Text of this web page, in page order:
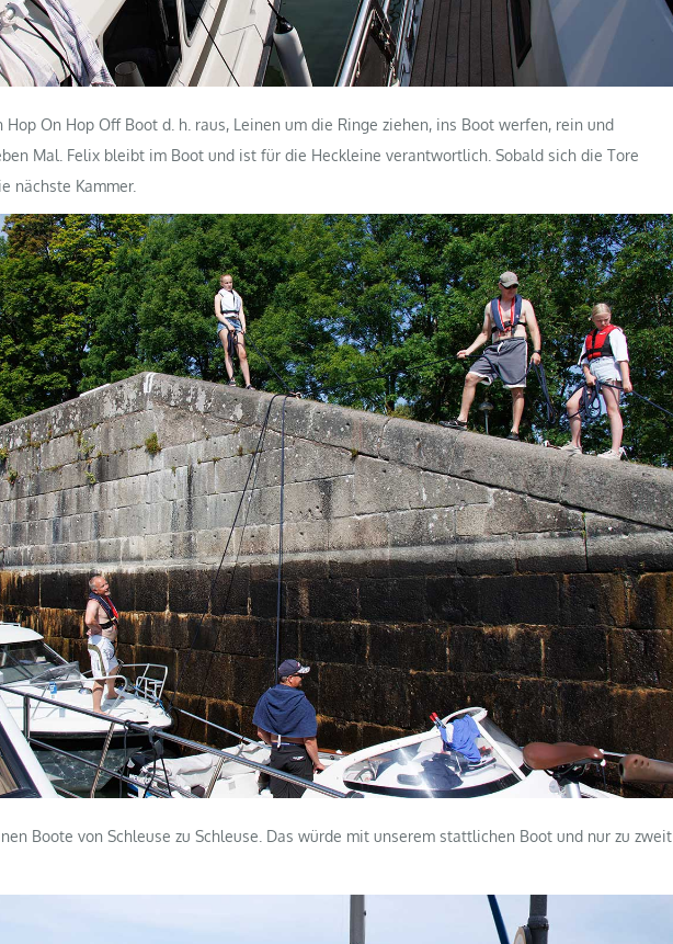
On Hop Off Boot d. h. raus, Leinen um die Ringe ziehen, ins Boot werfen, rein und
Mal. Felix bleibt im Boot und ist für die Heckleine verantwortlich. Sobald sich die Tore
nächste Kammer.
Boote von Schleuse zu Schleuse. Das würde mit unserem stattlichen Boot und nur zu zweit